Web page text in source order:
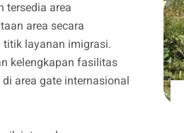
tersedia area
area secara
titik layanan imigrasi.
kelengkapan fasilitas
area gate internasional